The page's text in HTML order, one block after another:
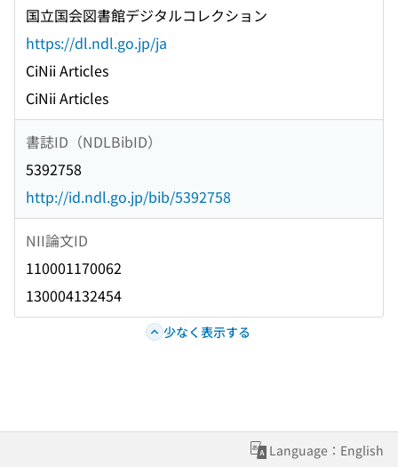
国立国会図書館デジタルコレクション
https://dl.ndl.go.jp/ja
CiNii Articles
CiNii Articles
書誌ID（NDLBibID）
5392758
http://id.ndl.go.jp/bib/5392758
NII論文ID
110001170062
130004132454
少なく表示する
Language：English